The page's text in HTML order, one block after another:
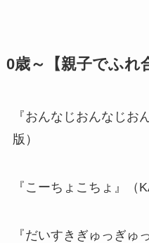
0歳～【親子でふれ
『おんなじおんなじお
版）
『こーちょこちょ』（
『だいすきぎゅっぎゅ